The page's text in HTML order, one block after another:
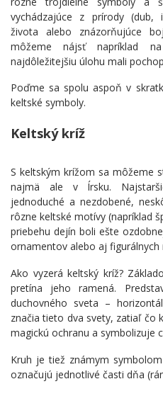
vychádzajúce z prírody (dub,
života alebo znázorňujúce
môžeme nájsť napríklad
najdôležitejšiu úlohu mali
Poďme sa spolu aspoň v
keltské symboly.
Keltský kríž
S keltským krížom sa môžeme
najmä ale v Írsku.
jednoduché a nezdobené,
rôzne keltské motívy (napríklad
priebehu dejín boli ešte
ornamentov alebo aj figurálnych
Ako vyzerá keltský kríž?
pretína jeho ramená.
duchovného sveta –
značia tieto dva svety, zatiaľ čo
magickú ochranu a symbolizuje
Kruh je tiež známym
označujú jednotlivé časti dňa